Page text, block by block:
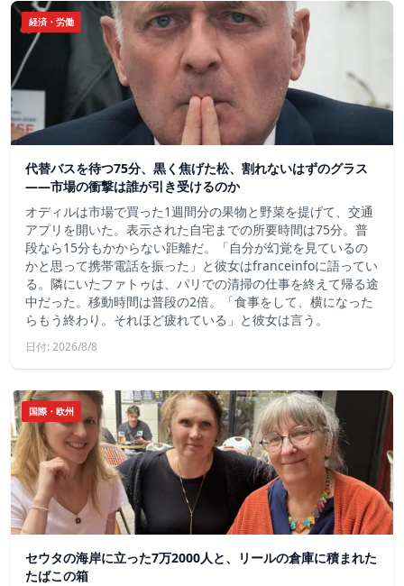
経済・労働
代替バスを待つ75分、黒く焦げた松、割れないはずのグラス
——市場の衝撃は誰が引き受けるのか
オディルは市場で買った1週間分の果物と野菜を提げて、交通
アプリを開いた。表示された自宅までの所要時間は75分。普
段なら15分もかからない距離だ。「自分が幻覚を見ているの
かと思って携帯電話を振った」と彼女はfranceinfoに語ってい
る。隣にいたファトゥは、パリでの清掃の仕事を終えて帰る途
中だった。移動時間は普段の2倍。「食事をして、横になった
らもう終わり。それほど疲れている」と彼女は言う。
日付: 2026/8/8
国際・欧州
セウタの海岸に立った7万2000人と、リールの倉庫に積まれた
たばこの箱